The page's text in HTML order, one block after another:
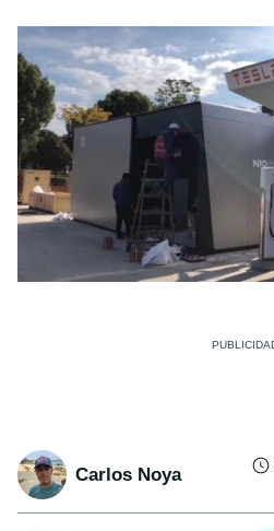
Carlos Noya